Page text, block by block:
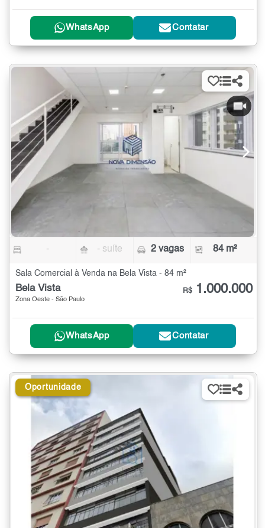
WhatsApp Contatar
- - suíte 2 vagas 84 m²
Sala Comercial à Venda na Bela Vista - 84 m²
Bela Vista
Zona Oeste - São Paulo
R$ 1.000.000
WhatsApp Contatar
Oportunidade